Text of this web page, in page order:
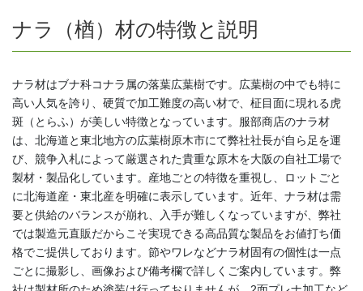
ナラ（楢）材の特徴と説明
ナラ材はブナ科コナラ属の落葉広葉樹です。広葉樹の中でも特に
高い人気を誇り、硬質で加工難度の高い材で、柾目面に現れる虎
斑（とらふ）が美しい特徴となっています。服部商店のナラ材
は、北海道と東北地方の広葉樹原木市にて弊社社長が自ら足を運
び、競争入札によって厳選された貴重な原木を大阪の自社工場で
製材・製品化しています。産地ごとの特徴を重視し、ロットごと
に北海道産・東北産を明確に表示しています。近年、ナラ材は需
要と供給のバランスが崩れ、入手が難しくなっていますが、弊社
では製造元直販だからこそ実現できる高品質な製品をお値打ち価
格でご提供しております。節やワレなどナラ材固有の個性は一点
ごとに撮影し、画像および備考欄で詳しくご案内しています。弊